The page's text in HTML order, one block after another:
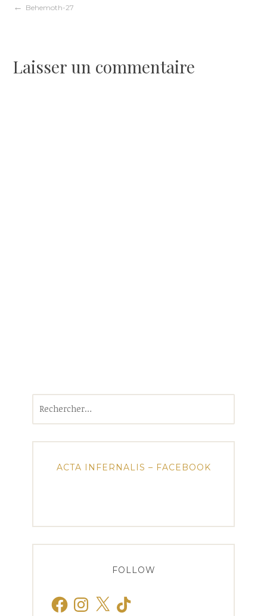
Navigation
l’article
Behemoth-27
Laisser un commentaire
ACTA INFERNALIS – FACEBOOK
FOLLOW
FacebookInstagram
X TikTok